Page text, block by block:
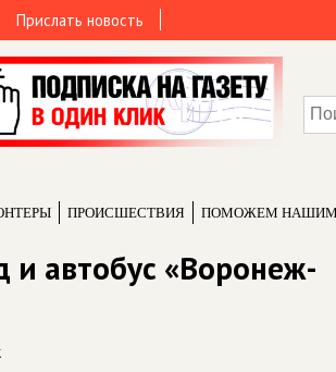
Прислать новость
ПРОИCШЕСТВИЯ ПОМОЖЕМ НАШИМ
и автобус «Воронеж-